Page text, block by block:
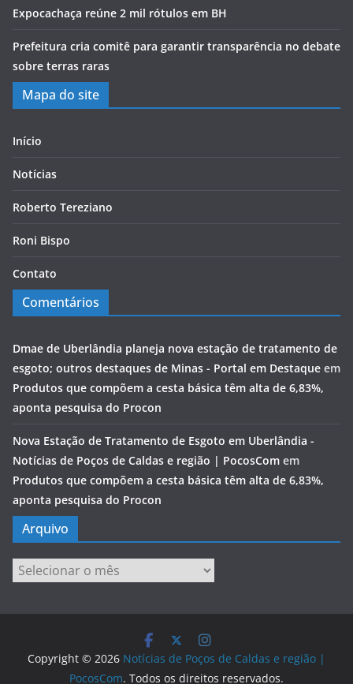
Expocachaça reúne 2 mil rótulos em BH
Prefeitura cria comitê para garantir transparência no debate
sobre terras raras
Mapa do site
Início
Notícias
Roberto Tereziano
Roni Bispo
Contato
Comentários
Dmae de Uberlândia planeja nova estação de tratamento de
esgoto; outros destaques de Minas - Portal em Destaque em
Produtos que compõem a cesta básica têm alta de 6,83%,
aponta pesquisa do Procon
Nova Estação de Tratamento de Esgoto em Uberlândia -
Notícias de Poços de Caldas e região | PocosCom em
Produtos que compõem a cesta básica têm alta de 6,83%,
aponta pesquisa do Procon
Arquivo
Arquivo
Copyright © 2026 Notícias de Poços de Caldas e região |
PocosCom. Todos os direitos reservados.